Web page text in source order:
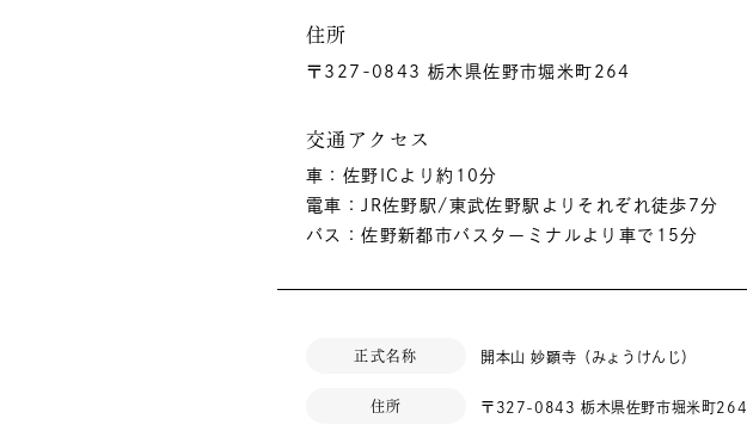
住所
〒327-0843 栃木県佐野市堀米町264
交通アクセス
車：佐野ICより約10分
電車：JR佐野駅/東武佐野駅よりそれぞれ徒歩7分
バス：佐野新都市バスターミナルより車で15分
正式名称 開本山 妙顕寺（みょうけんじ）
住所 〒327-0843 栃木県佐野市堀米町264